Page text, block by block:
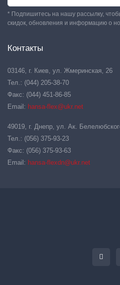
* Подпишитесь на нашу рассылку,
скидок, обновления и информацию о
Контакты
03146, г. Киев, ул. Жмеринская, 26
Тел.: (044) 205-38-70
Факс: (044) 451-86-85
Email: hansa-flex@ukr.net
49019, г. Днепр, ул. Ак.
Тел.: (056) 375-93-23
Факс: (056) 375-93-63
Email: hansa-flexdn@ukr.net